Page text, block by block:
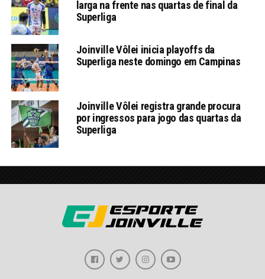
larga na frente nas quartas de final da
Superliga
Joinville Vôlei inicia playoffs da
Superliga neste domingo em Campinas
Joinville Vôlei registra grande procura
por ingressos para jogo das quartas da
Superliga